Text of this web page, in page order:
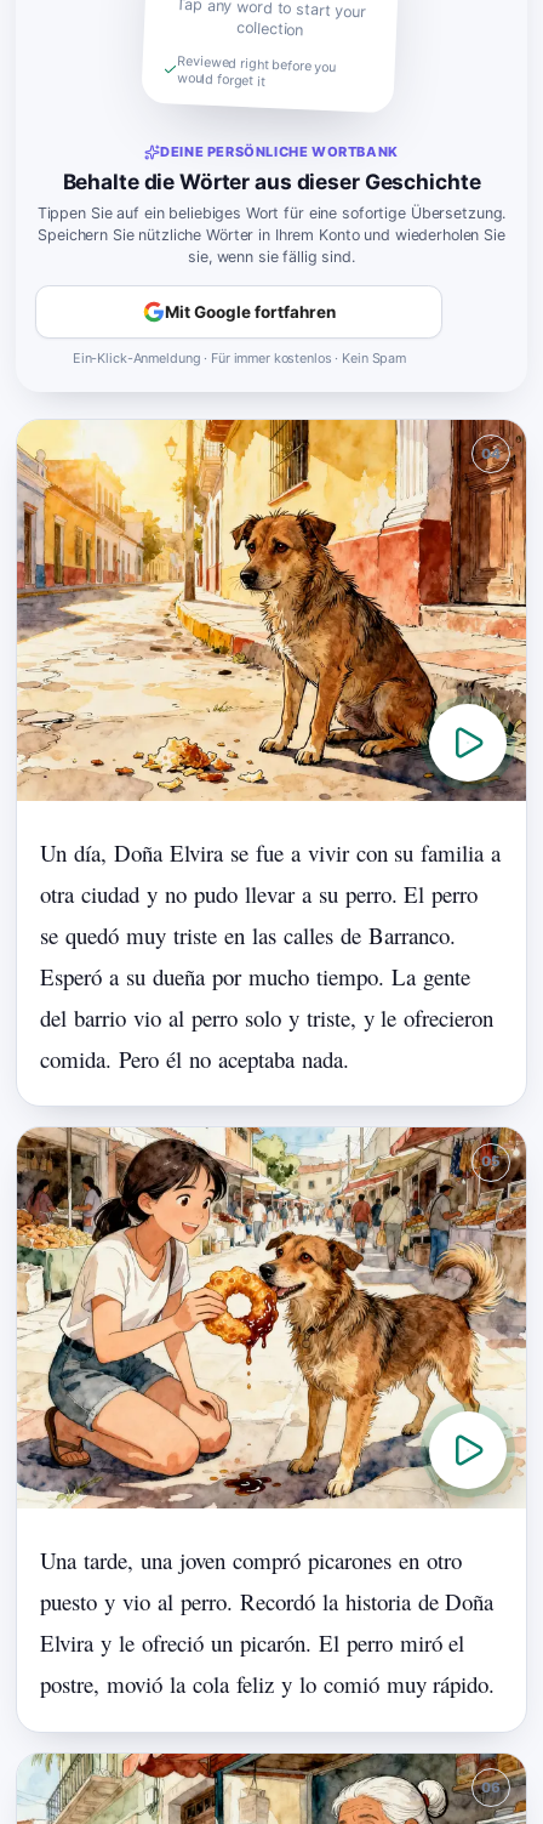
DEINE PERSÖNLICHE WORTBANK
Behalte die Wörter aus dieser Geschichte
Tippen Sie auf ein beliebiges Wort für eine sofortige Übersetzung.
Speichern Sie nützliche Wörter in Ihrem Konto und wiederholen Sie
sie, wenn sie fällig sind.
Mit Google fortfahren
Ein-Klick-Anmeldung · Für immer kostenlos · Kein Spam
Tap any word to start your
collection
Reviewed right before you
would forget it
Un día, Doña Elvira se fue a vivir con su familia a
otra ciudad y no pudo llevar a su perro. El perro
se quedó muy triste en las calles de Barranco.
Esperó a su dueña por mucho tiempo. La gente
del barrio vio al perro solo y triste, y le ofrecieron
comida. Pero él no aceptaba nada.
Una tarde, una joven compró picarones en otro
puesto y vio al perro. Recordó la historia de Doña
Elvira y le ofreció un picarón. El perro miró el
postre, movió la cola feliz y lo comió muy rápido.